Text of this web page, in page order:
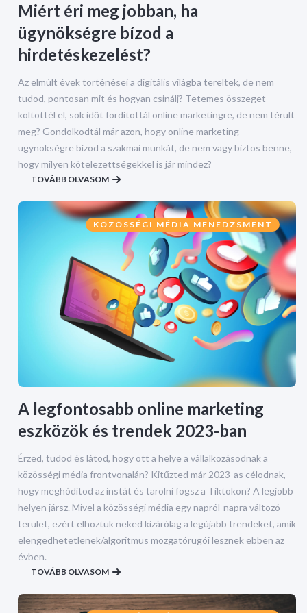
Miért éri meg jobban, ha
ügynökségre bízod a
hirdetéskezelést?
Az elmúlt évek történései a digitális világba tereltek, de nem
tudod, pontosan mit és hogyan csinálj? Tetemes összeget
költöttél el, sok időt fordítottál online marketingre, de nem térült
meg? Gondolkodtál már azon, hogy online marketing
ügynökségre bízod a szakmai munkát, de nem vagy biztos benne,
hogy milyen kötelezettségekkel is jár mindez?
TOVÁBB OLVASOM
KÖZÖSSÉGI MÉDIA MENEDZSMENT
A legfontosabb online marketing
eszközök és trendek 2023-ban
Érzed, tudod és látod, hogy ott a helye a vállalkozásodnak a
közösségi média frontvonalán? Kitűzted már 2023-as célodnak,
hogy meghódítod az instát és tarolni fogsz a Tiktokon? A legjobb
helyen jársz. Mivel a közösségi média egy napról-napra változó
terület, ezért elhoztuk neked kizárólag a legújabb trendeket, amik
elengedhetetlenek/algoritmus mozgatórugói lesznek ebben az
évben.
TOVÁBB OLVASOM